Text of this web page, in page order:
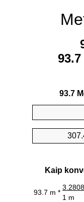
93.7
Kaip
93.7 m *
1 m